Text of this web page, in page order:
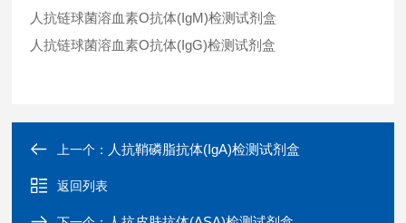
人抗链球菌溶血素O抗体(IgM)检测试剂盒
人抗链球菌溶血素O抗体(IgG)检测试剂盒
上一个： 人抗鞘磷脂抗体(IgA)检测试剂盒
返回列表